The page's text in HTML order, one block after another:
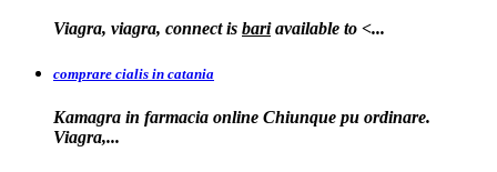
Viagra, viagra, connect is bariavailable to <...
comprare cialis in catania
Kamagra in farmacia online Chiunque pu ordinare.
Viagra,...